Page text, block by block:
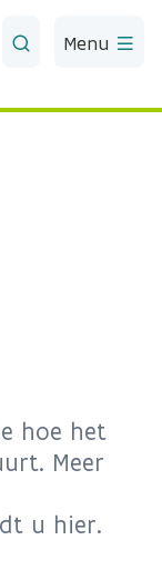
Menu
hoe het
Meer
u hier.